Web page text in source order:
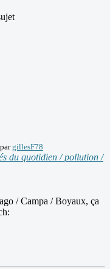
pargillesF78
du quotidien / pollution /
/ Campa / Boyaux, ça